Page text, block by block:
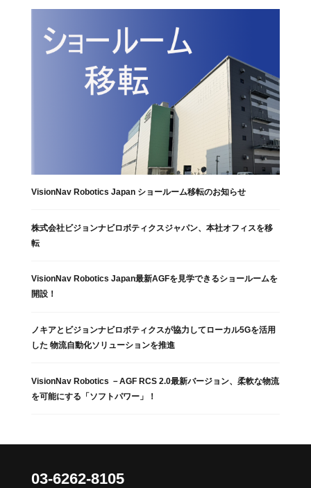
VisionNav Robotics Japan ショールーム移転のお知らせ
株式会社ビジョンナビロボティクスジャパン、本社オフィスを移
転
VisionNav Robotics Japan最新AGFを見学できるショールームを
開設！
ノキアとビジョンナビロボティクスが協力してローカル5Gを活用
した 物流自動化ソリューションを推進
VisionNav Robotics －AGF RCS 2.0最新バージョン、柔軟な物流
を可能にする「ソフトパワー」！
03-6262-8105